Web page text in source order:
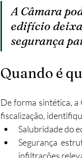
A Câmara
edifício
segurança
Quando é
De forma sintética, a
fiscalização,
Salubridade do
Segurança
infiltrações